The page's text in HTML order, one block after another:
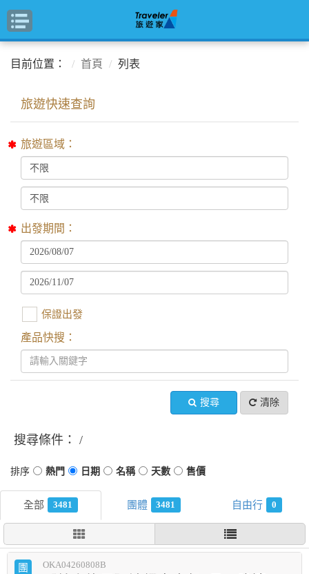
目前位置： 首頁 列表
旅遊區域：
出發期間：
保證出發
產品快搜：
搜尋 清除
搜尋條件：
3481 3481 0
團 OKA04260808B